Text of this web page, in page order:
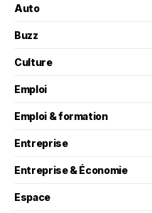
Auto
Buzz
Culture
Emploi
Emploi & formation
Entreprise
Entreprise & Économie
Espace